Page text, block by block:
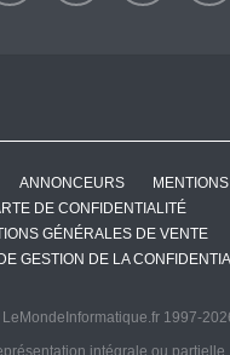
ANNONCEURS
DE CONFIDENTIALITÉ
GÉNÉRALES DE VENTE
GESTION DE LA
1997-
intégrale ou